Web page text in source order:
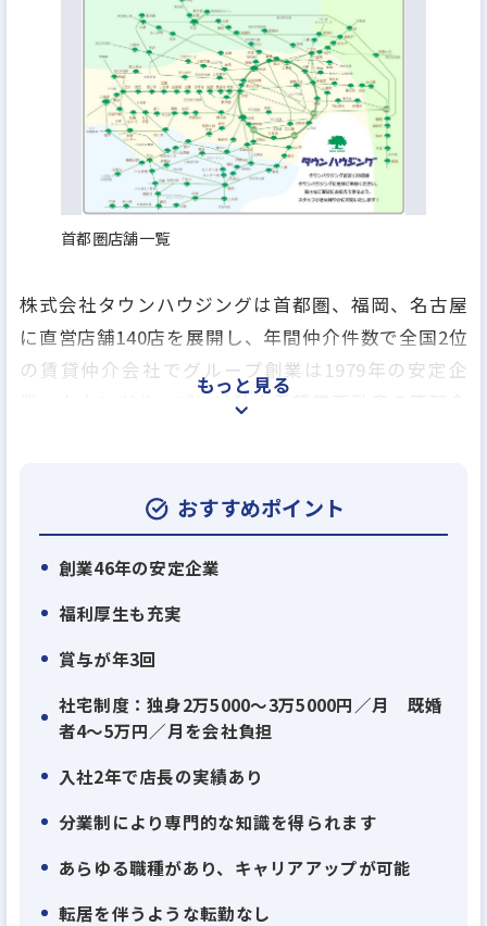
首都圏店舗一覧
株式会社タウンハウジングは首都圏、福岡、名古屋
に直営店舗140店を展開し、年間仲介件数で全国2位
の賃貸仲介会社でグループ創業は1979年の安定企
業、タウングループには独立系賃貸不動産の管理会
飲食事業を行う会社など、グループ全17社で総合生
活関連のあらゆるサービスを提供しております。
もっと見る
おすすめポイント
創業46年の安定企業
福利厚生も充実
賞与が年3回
社宅制度：独身2万5000～3万5000円／月 既婚
者4～5万円／月を会社負担
入社2年で店長の実績あり
分業制により専門的な知識を得られます
あらゆる職種があり、キャリアアップが可能
転居を伴うような転勤なし